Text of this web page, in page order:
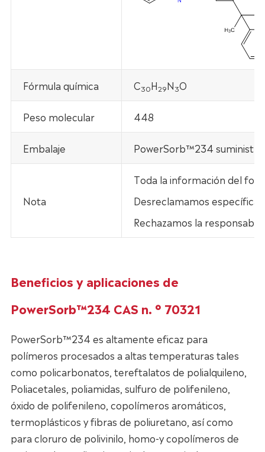
Fórmula química C30H29N3O
Peso molecular 448
Embalaje PowerSorb™234
Nota
Toda la información del
Desreclamamos
Rechazamos la
Beneficios y aplicaciones de
PowerSorb™234 CAS n. ° 70321
PowerSorb™234 es altamente eficaz para
polímeros procesados a altas temperaturas tales
como policarbonatos, tereftalatos de polialquileno,
Poliacetales, poliamidas, sulfuro de polifenileno,
óxido de polifenileno, copolímeros aromáticos,
termoplásticos y fibras de poliuretano, así como
para cloruro de polivinilo, homo-y copolímeros de